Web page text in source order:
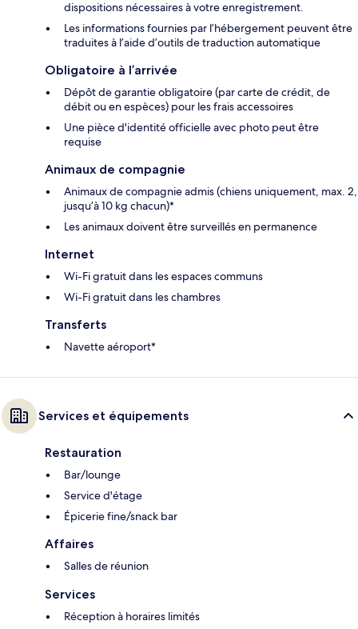
dispositions nécessaires à votre enregistrement.
Les informations fournies par l’hébergement peuvent être
traduites à l’aide d’outils de traduction automatique
Obligatoire à l’arrivée
Dépôt de garantie obligatoire (par carte de crédit, de
débit ou en espèces) pour les frais accessoires
Une pièce d'identité officielle avec photo peut être
requise
Animaux de compagnie
Animaux de compagnie admis (chiens uniquement, max. 2,
jusqu’à 10 kg chacun)*
Les animaux doivent être surveillés en permanence
Internet
Wi-Fi gratuit dans les espaces communs
Wi-Fi gratuit dans les chambres
Transferts
Navette aéroport*
Services et équipements
Restauration
Bar/lounge
Service d'étage
Épicerie fine/snack bar
Affaires
Salles de réunion
Services
Réception à horaires limités